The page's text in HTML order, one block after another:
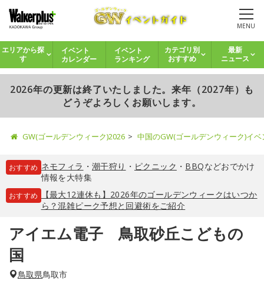
MENU
エリアから探
す
イベント
カレンダー
イベント
ランキング
カテゴリ別
おすすめ
最新
ニュース
2026年の更新は終了いたしました。来年（2027年）も
どうぞよろしくお願いします。
GW(ゴールデンウィーク)2026 中国のGW(ゴールデンウィーク)イ
おすすめ ネモフィラ ・ 潮干狩り ・ ピクニック ・ BBQなどおでかけ
情報を大特集
おすすめ
【最大12連休も】2026年のゴールデンウィークはいつか
ら？混雑ピーク予想と回避術をご紹介
アイエム電子 鳥取砂丘こどもの
国
鳥取県鳥取市